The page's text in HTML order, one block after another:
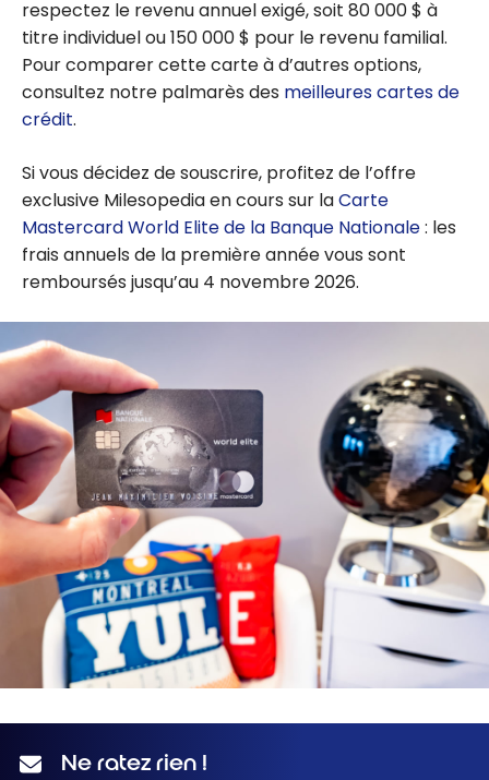
respectez le revenu annuel exigé, soit 80 000 $ à
titre individuel ou 150 000 $ pour le revenu familial.
Pour comparer cette carte à d’autres options,
consultez notre palmarès des meilleures cartes de
crédit.
Si vous décidez de souscrire, profitez de l’offre
exclusive Milesopedia en cours sur laCarte
Mastercard World Elite de la Banque Nationale: les
frais annuels de la première année vous sont
remboursés jusqu’au 4 novembre 2026.
Ne ratez rien !